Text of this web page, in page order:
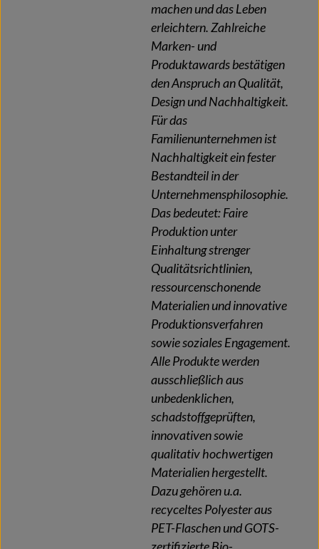
machen und das Leben
erleichtern. Zahlreiche
Marken- und
Produktawards bestätigen
den Anspruch an Qualität,
Design und Nachhaltigkeit.
Für das
Familienunternehmen ist
Nachhaltigkeit ein fester
Bestandteil in der
Unternehmensphilosophie.
Das bedeutet: Faire
Produktion unter
Einhaltung strenger
Qualitätsrichtlinien,
ressourcenschonende
Materialien und innovative
Produktionsverfahren
sowie soziales Engagement.
Alle Produkte werden
ausschließlich aus
unbedenklichen,
schadstoffgeprüften,
innovativen sowie
qualitativ hochwertigen
Materialien hergestellt.
Dazu gehören u.a.
recyceltes Polyester aus
PET-Flaschen und GOTS-